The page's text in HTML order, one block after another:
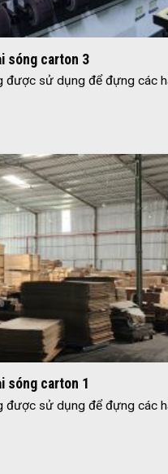
sóng carton 3
được sử dụng để đựng các
sóng carton 1
được sử dụng để đựng các